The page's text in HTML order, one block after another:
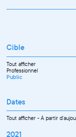
Cible
Tout afficher
Professionnel
Public
Dates
Tout afficher-À partir
2021